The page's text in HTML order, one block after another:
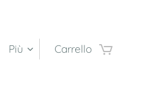
Più Carrello